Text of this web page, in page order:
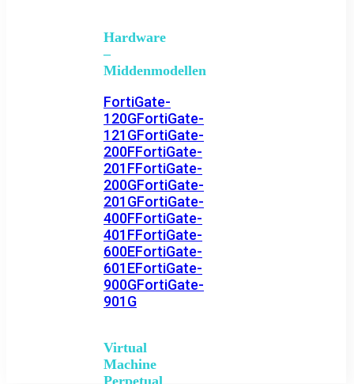
Hardware
–
Middenmodellen
FortiGate-
120GFortiGate-
121GFortiGate-
200FFortiGate-
201FFortiGate-
200GFortiGate-
201GFortiGate-
400FFortiGate-
401FFortiGate-
600EFortiGate-
601EFortiGate-
900GFortiGate-
901G
Virtual
Machine
Perpetual